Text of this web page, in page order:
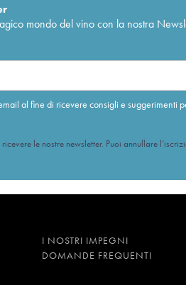
mondo del vino con la nostra
al fine di ricevere consigli e suggerimenti
le nostre newsletter. Puoi annullare
I NOSTRI IMPEGNI
DOMANDE FREQUENTI